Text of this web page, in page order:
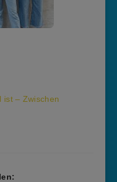
ist – Zwischen